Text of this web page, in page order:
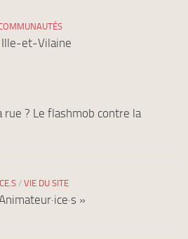
Ille-et-Vilaine
rue ? Le flashmob contre la
/ VIE DU SITE
»